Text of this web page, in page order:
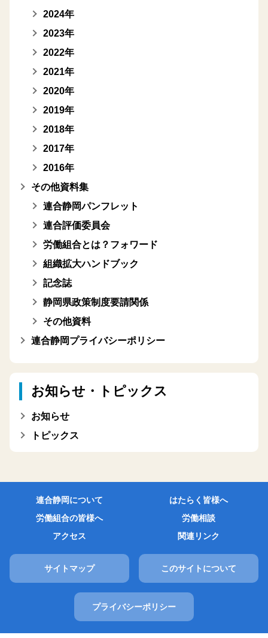
2024年
2023年
2022年
2021年
2020年
2019年
2018年
2017年
2016年
その他資料集
連合静岡パンフレット
連合評価委員会
労働組合とは？フォワード
組織拡大ハンドブック
記念誌
静岡県政策制度要請関係
その他資料
連合静岡プライバシーポリシー
お知らせ・トピックス
お知らせ
トピックス
連合静岡について
はたらく皆様へ
労働組合の皆様へ
労働相談
アクセス
関連リンク
サイトマップ このサイトについて
プライバシーポリシー